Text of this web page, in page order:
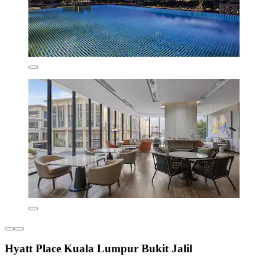
Hyatt Place Kuala Lumpur Bukit Jalil